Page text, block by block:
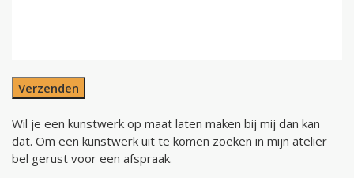
Verzenden
Wil je een kunstwerk op maat laten maken bij mij dan kan
dat. Om een kunstwerk uit te komen zoeken in mijn atelier
bel gerust voor een afspraak.